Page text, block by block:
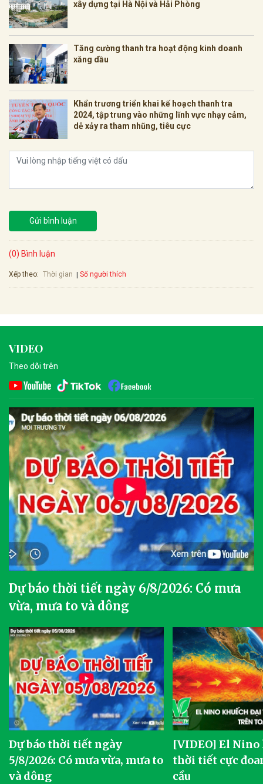
xây dựng tại Hà Nội và Hải Phòng
Tăng cường thanh tra hoạt động kinh doanh
xăng dầu
Khẩn trương triển khai kế hoạch thanh tra
2024, tập trung vào những lĩnh vực nhạy cảm,
dễ xảy ra tham nhũng, tiêu cực
Gửi bình luận
(0) Bình luận
Xếp theo: Thời gian Số người thích
VIDEO
Theo dõi trên
Dự báo thời tiết ngày 6/8/2026: Có mưa
vừa, mưa to và dông
Dự báo thời tiết ngày
5/8/2026: Có mưa vừa, mưa to
và dông
[VIDEO] El
thời tiết cực
cầu